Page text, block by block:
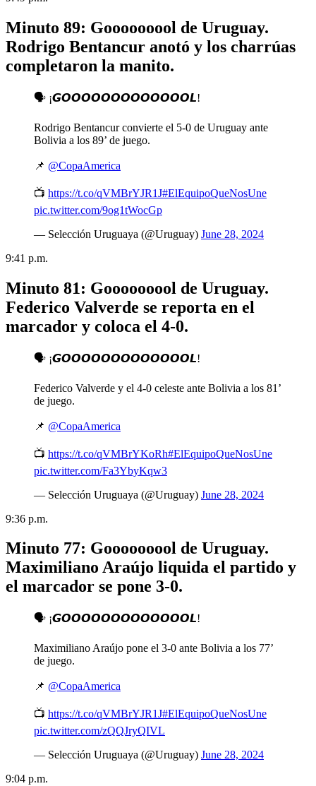
Minuto 89: Gooooooool de Uruguay.
Rodrigo Bentancur anotó y los charrúas
completaron la manito.
🗣️ ¡𝙂𝙊𝙊𝙊𝙊𝙊𝙊𝙊𝙊𝙊𝙊𝙊𝙊𝙊𝙇!
Rodrigo Bentancur convierte el 5-0 de Uruguay ante
Bolivia a los 89’ de juego.
📌 @CopaAmerica
📺 https://t.co/qVMBrYJR1J#ElEquipoQueNosUne
pic.twitter.com/9og1tWocGp
— Selección Uruguaya (@Uruguay) June 28, 2024
9:41 p.m.
Minuto 81: Gooooooool de Uruguay.
Federico Valverde se reporta en el
marcador y coloca el 4-0.
🗣️ ¡𝙂𝙊𝙊𝙊𝙊𝙊𝙊𝙊𝙊𝙊𝙊𝙊𝙊𝙊𝙇!
Federico Valverde y el 4-0 celeste ante Bolivia a los 81’
de juego.
📌 @CopaAmerica
📺 https://t.co/qVMBrYKoRh#ElEquipoQueNosUne
pic.twitter.com/Fa3YbyKqw3
— Selección Uruguaya (@Uruguay) June 28, 2024
9:36 p.m.
Minuto 77: Gooooooool de Uruguay.
Maximiliano Araújo liquida el partido y
el marcador se pone 3-0.
🗣️ ¡𝙂𝙊𝙊𝙊𝙊𝙊𝙊𝙊𝙊𝙊𝙊𝙊𝙊𝙊𝙇!
Maximiliano Araújo pone el 3-0 ante Bolivia a los 77’
de juego.
📌 @CopaAmerica
📺 https://t.co/qVMBrYJR1J#ElEquipoQueNosUne
pic.twitter.com/zQQJryQIVL
— Selección Uruguaya (@Uruguay) June 28, 2024
9:04 p.m.